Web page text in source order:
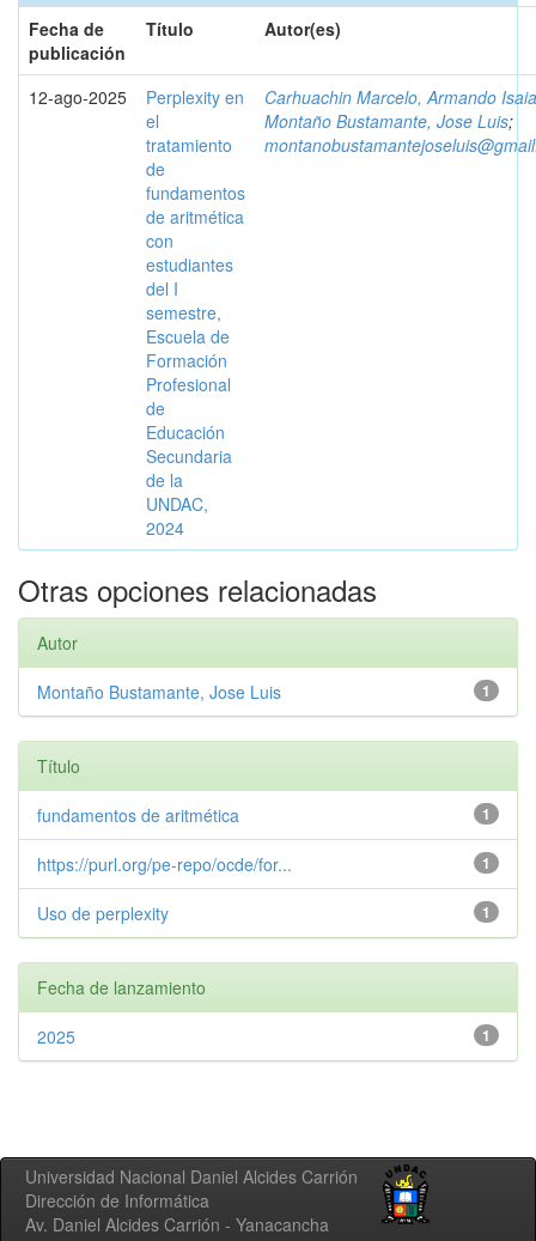
Fecha de
publicación
Título Autor(es)
12-ago-2025
Perplexity en
el
tratamiento
de
fundamentos
de aritmética
con
estudiantes
del I
semestre,
Escuela de
Formación
Profesional
de
Educación
Secundaria
de la
UNDAC,
2024
Carhuachin Marcelo, Armando
Montaño Bustamante, Jose Luis;
Otras opciones relacionadas
Autor
1
Montaño Bustamante, Jose Luis
Título
1
fundamentos de aritmética
1
https://purl.org/pe-repo/ocde/for...
1
Uso de perplexity
Fecha de lanzamiento
1
2025
Universidad Nacional Daniel Alcides Carrión
Dirección de Informática
Av. Daniel Alcides Carrión - Yanacancha